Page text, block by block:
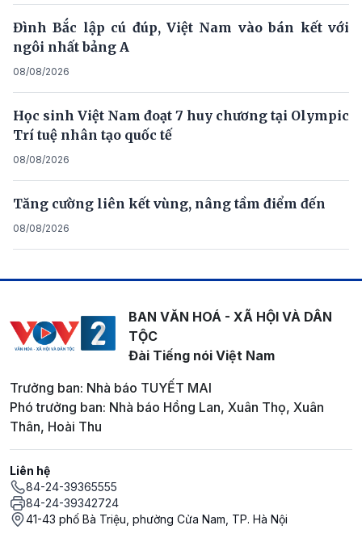
Đình Bắc lập cú đúp, Việt Nam vào bán kết với
ngôi nhất bảng A
08/08/2026
Học sinh Việt Nam đoạt 7 huy chương tại Olympic
Trí tuệ nhân tạo quốc tế
08/08/2026
Tăng cường liên kết vùng, nâng tầm điểm đến
08/08/2026
BAN VĂN HOÁ - XÃ HỘI VÀ DÂN
TỘC
Đài Tiếng nói Việt Nam
Trưởng ban: Nhà báo TUYẾT MAI
Phó trưởng ban: Nhà báo Hồng Lan, Xuân Thọ, Xuân
Thân, Hoài Thu
Liên hệ
84-24-39365555
84-24-39342724
41-43 phố Bà Triệu, phường Cửa Nam, TP. Hà Nội